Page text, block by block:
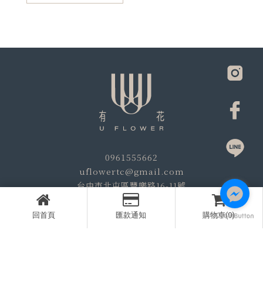
回首頁 匯款通知 購物車(0)
0961555662
uflowertc@gmail.com
台中市北屯區豐樂路16-11號
花藝課程 花藝課程推薦 台中花藝課程推薦 台中押花